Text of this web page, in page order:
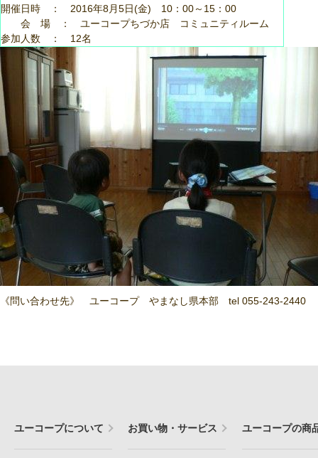
開催日時 ： 2016年8月5日(金) 10：00～15：00
会 場 ： ユーコープちづか店 コミュニティルーム
参加人数 ： 12名
《問い合わせ先》 ユーコープ やまなし県本部 tel 055-243-2440
ユーコープについて お買い物・サービス ユーコープの商